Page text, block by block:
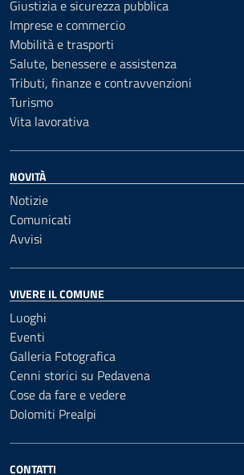
Giustizia e sicurezza pubblica
Imprese e commercio
Mobilità e trasporti
Salute, benessere e assistenza
Tributi, finanze e contravvenzioni
Turismo
Vita lavorativa
NOVITÀ
Notizie
Comunicati
Avvisi
VIVERE IL COMUNE
Luoghi
Eventi
Galleria Fotografica
Cenni storici su Pedavena
Cose da fare e vedere
Dolomiti Prealpi
CONTATTI